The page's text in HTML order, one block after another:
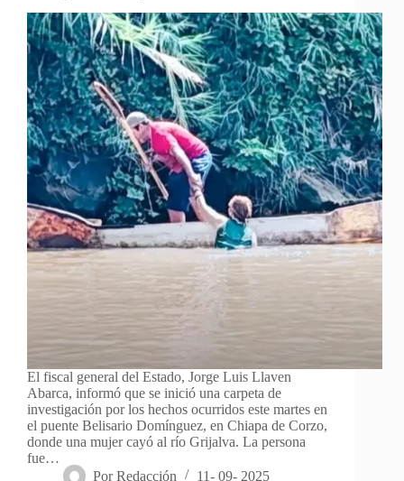
El fiscal general del Estado, Jorge Luis Llaven
Abarca, informó que se inició una carpeta de
investigación por los hechos ocurridos este martes en
el puente Belisario Domínguez, en Chiapa de Corzo,
donde una mujer cayó al río Grijalva. La persona
fue…
Por Redacción 11- 09- 2025